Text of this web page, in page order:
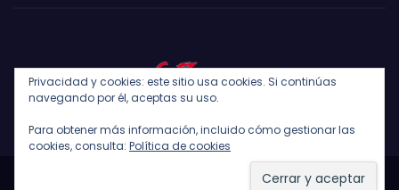
Privacidad y cookies: este sitio usa cookies. Si continúas
navegando por él, aceptas su uso.
Para obtener más información, incluido cómo gestionar las
cookies, consulta: Política de cookies